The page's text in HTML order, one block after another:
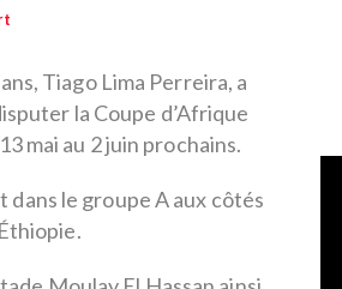
Tiago Lima Perreira, a
la Coupe d’Afrique
mai au 2 juin prochains.
dans le groupe A aux côtés